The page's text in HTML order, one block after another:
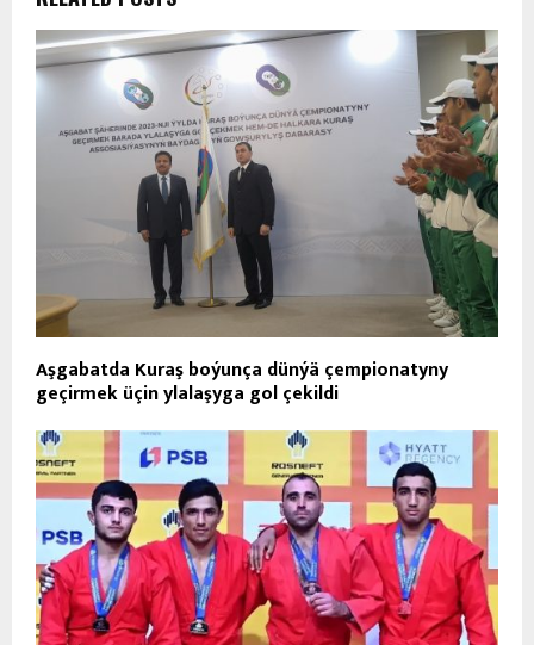
Aşgabatda Kuraş boýunça dünýä çempionatyny
geçirmek üçin ylalaşyga gol çekildi